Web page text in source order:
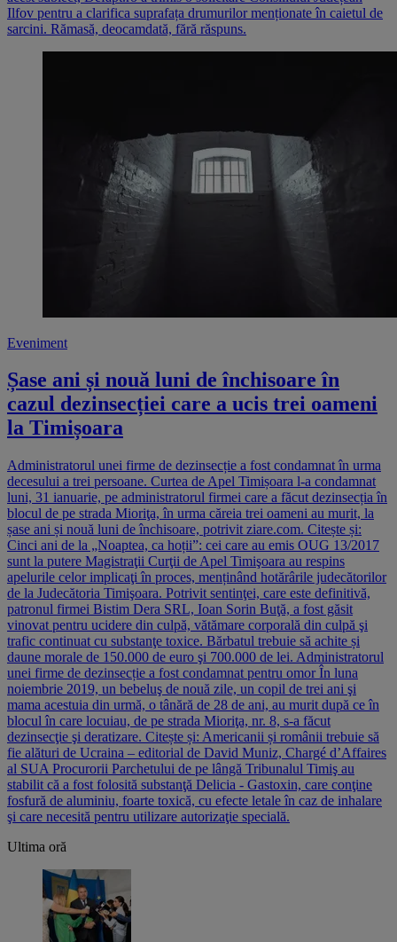
Ilfov pentru a clarifica suprafața drumurilor menționate în caietul de
sarcini. Rămasă, deocamdată, fără răspuns.
Eveniment
Șase ani și nouă luni de închisoare în
cazul dezinsecției care a ucis trei oameni
la Timișoara
Administratorul unei firme de dezinsecție a fost condamnat în urma
decesului a trei persoane. Curtea de Apel Timișoara l-a condamnat
luni, 31 ianuarie, pe administratorul firmei care a făcut dezinsecția în
blocul de pe strada Mioriţa, în urma căreia trei oameni au murit, la
șase ani și nouă luni de închisoare, potrivit ziare.com. Citește și:
Cinci ani de la „Noaptea, ca hoții”: cei care au emis OUG 13/2017
sunt la putere Magistraţii Curţii de Apel Timişoara au respins
apelurile celor implicaţi în proces, menținând hotărârile judecătorilor
de la Judecătoria Timişoara. Potrivit sentinţei, care este definitivă,
patronul firmei Bistim Dera SRL, Ioan Sorin Buţă, a fost găsit
vinovat pentru ucidere din culpă, vătămare corporală din culpă şi
trafic continuat cu substanţe toxice. Bărbatul trebuie să achite și
daune morale de 150.000 de euro şi 700.000 de lei. Administratorul
unei firme de dezinsecție a fost condamnat pentru omor În luna
noiembrie 2019, un bebeluş de nouă zile, un copil de trei ani şi
mama acestuia din urmă, o tânără de 28 de ani, au murit după ce în
blocul în care locuiau, de pe strada Mioriţa, nr. 8, s-a făcut
dezinsecţie şi deratizare. Citește și: Americanii și românii trebuie să
fie alături de Ucraina – editorial de David Muniz, Chargé d’Affaires
al SUA Procurorii Parchetului de pe lângă Tribunalul Timiş au
stabilit că a fost folosită substanţă Delicia - Gastoxin, care conţine
fosfură de aluminiu, foarte toxică, cu efecte letale în caz de inhalare
şi care necesită pentru utilizare autorizaţie specială.
Ultima oră